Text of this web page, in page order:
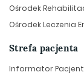
Ośrodek
Ośrodek Leczenia
Strefa pacjenta
Informator